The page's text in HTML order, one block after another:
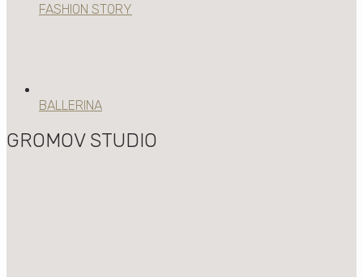
FASHION STORY
BALLERINA
GROMOV STUDIO